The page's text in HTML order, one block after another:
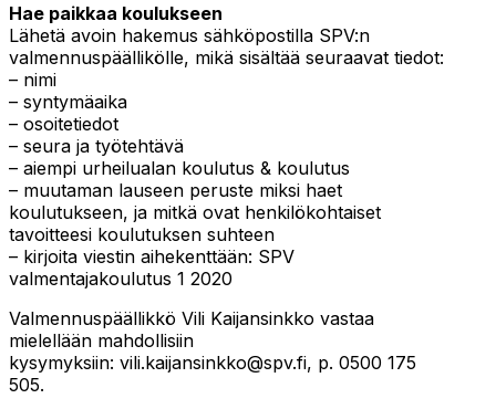
Hae paikkaa koulukseen
Lähetä avoin hakemus sähköpostilla SPV:n
valmennuspäällikölle, mikä sisältää seuraavat tiedot:
– nimi
– syntymäaika
– osoitetiedot
– seura ja työtehtävä
– aiempi urheilualan koulutus & koulutus
– muutaman lauseen peruste miksi haet
koulutukseen, ja mitkä ovat henkilökohtaiset
tavoitteesi koulutuksen suhteen
– kirjoita viestin aihekenttään: SPV
valmentajakoulutus 1 2020
Valmennuspäällikkö Vili Kaijansinkko vastaa
mielellään mahdollisiin
kysymyksiin: vili.kaijansinkko@spv.fi, p. 0500 175
505.